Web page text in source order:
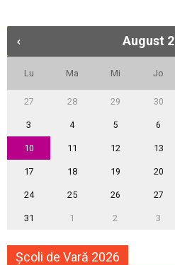
August
Lu Ma Mi Jo
27 28 29 30
3 4 5 6
10 11 12 13
17 18 19 20
24 25 26 27
31 1 2 3
Școli de Vară 2026